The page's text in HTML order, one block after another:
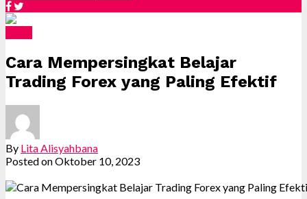
Cara Mempersingkat Belajar
Trading Forex yang Paling Efektif
By Lita Alisyahbana
Posted onOktober 10, 2023